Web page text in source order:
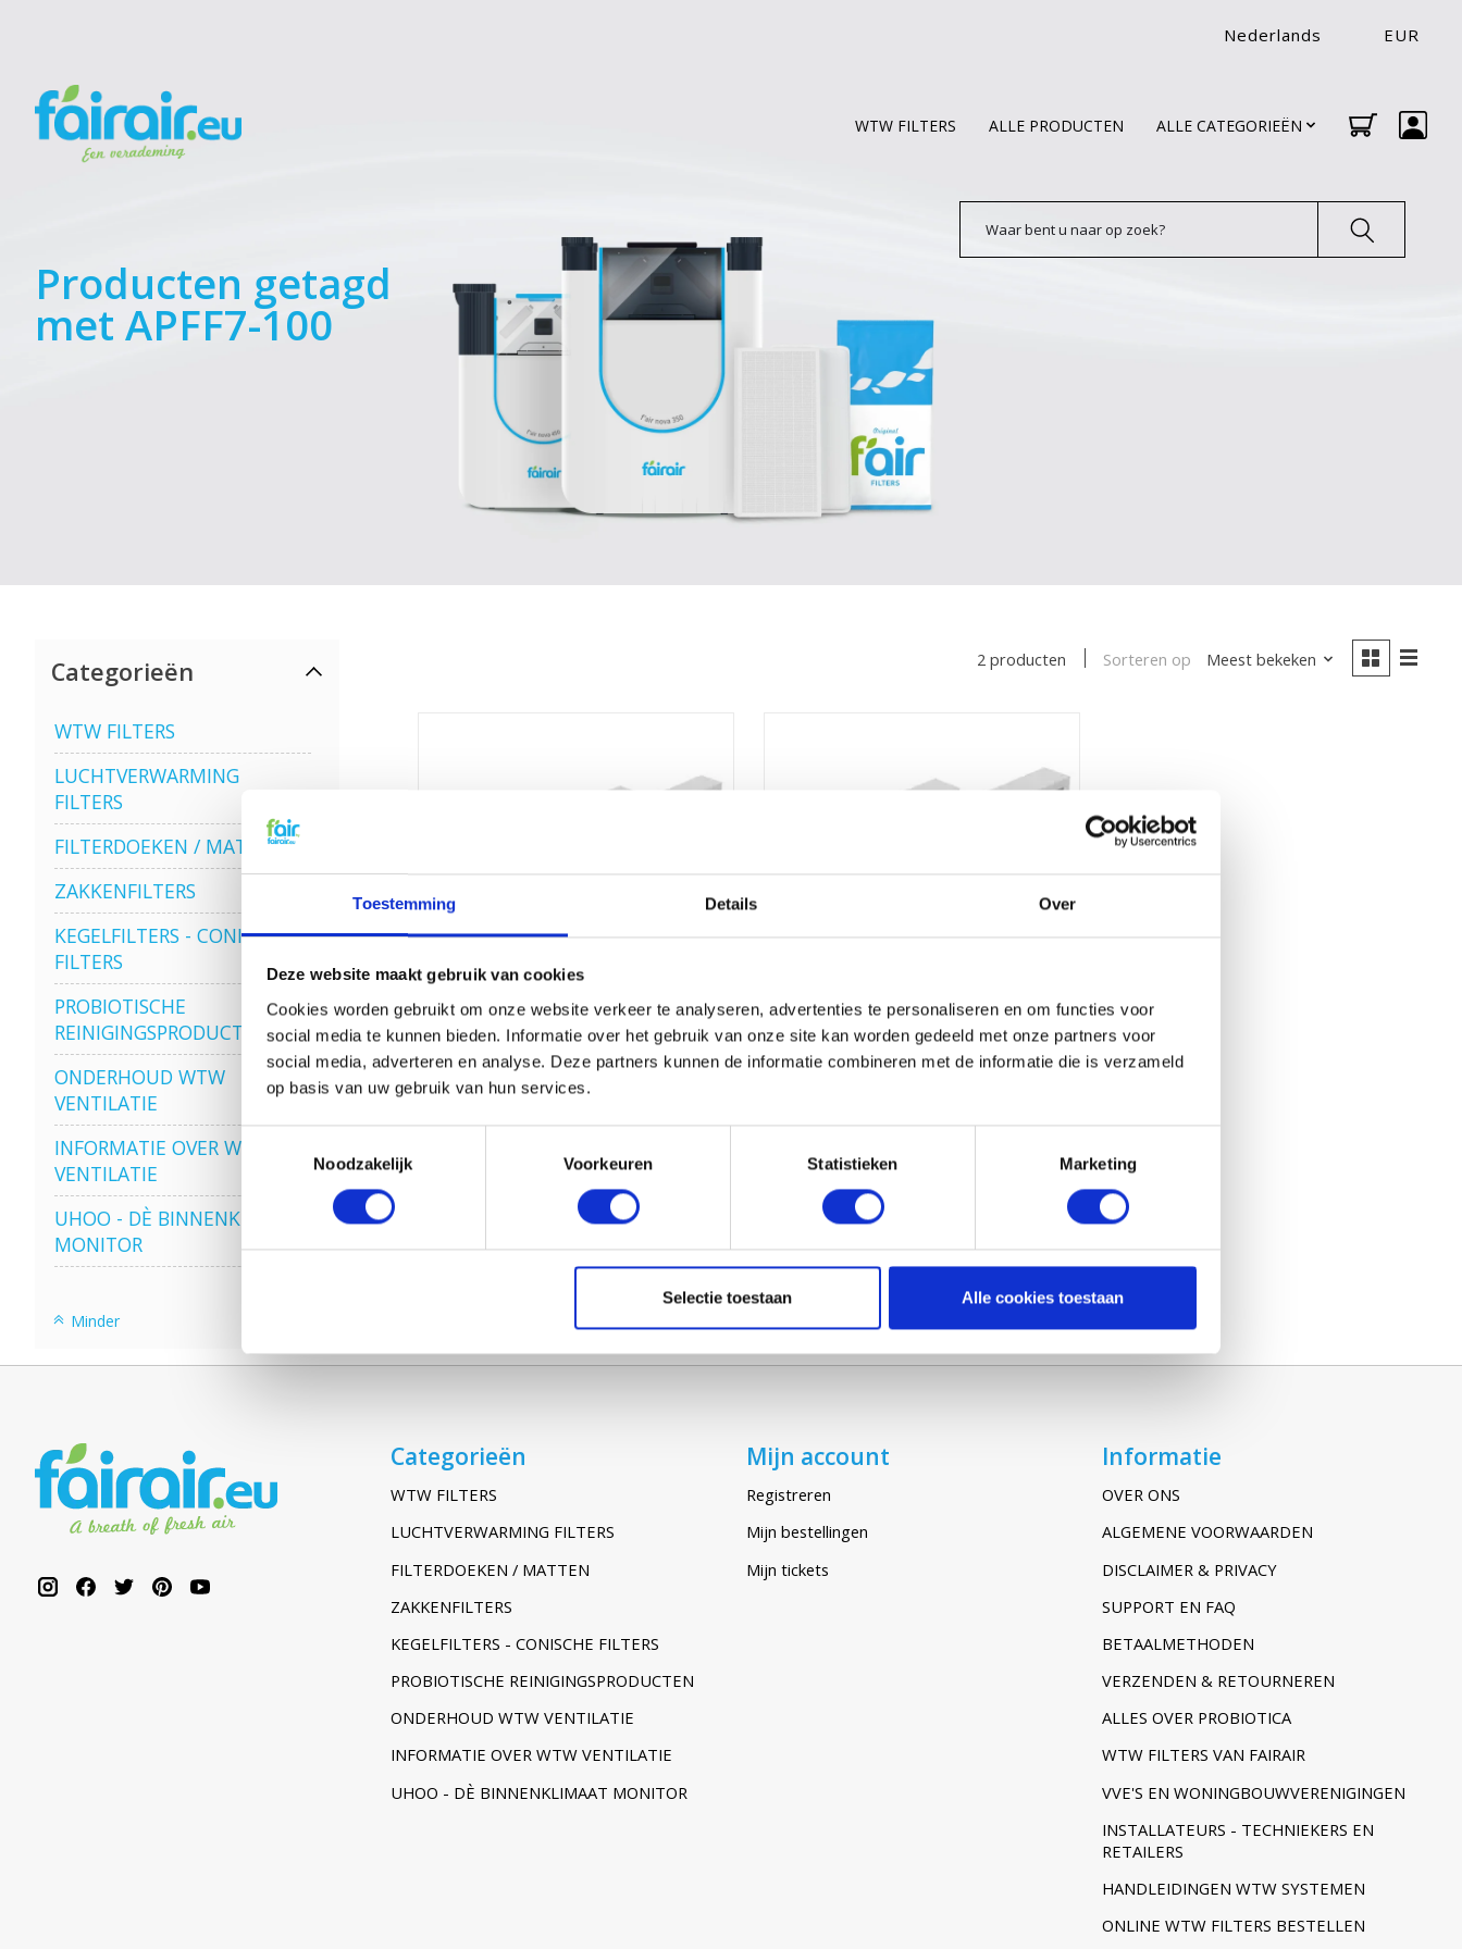
Toestemming Details Over
Deze website maakt gebruik van cookies
Cookies worden gebruikt om onze website verkeer te analyseren, advertenties te personaliseren en om functies voor
social media te kunnen bieden. Informatie over het gebruik van onze site kan worden gedeeld met onze partners voor
social media, adverteren en analyse. Deze partners kunnen de informatie combineren met de informatie die is verzameld
op basis van uw gebruik van hun services.
Toestemmingsselectie
Noodzakelijk
Voorkeuren Statistieken Marketing
Selectie toestaan Alle cookies toestaan
Nederlands EUR
WTW FILTERS ALLE PRODUCTEN ALLE CATEGORIEËN
Producten getagd
met APFF7-100
Categorieën
WTW FILTERS
LUCHTVERWARMING
FILTERS
FILTERDOEKEN / MATTEN
ZAKKENFILTERS
KEGELFILTERS - CONISCHE
FILTERS
PROBIOTISCHE
REINIGINGSPRODUCTEN
ONDERHOUD WTW
VENTILATIE
INFORMATIE OVER WTW
VENTILATIE
UHOO - DÈ BINNENKLIMAAT
MONITOR
Minder
2 producten Sorteren op Meest bekeken
AVENT R150 - AR150
€21,45
AVENT R100 - AR100
€21,45
Categorieën
WTW FILTERS
LUCHTVERWARMING FILTERS
FILTERDOEKEN / MATTEN
ZAKKENFILTERS
KEGELFILTERS - CONISCHE FILTERS
PROBIOTISCHE REINIGINGSPRODUCTEN
ONDERHOUD WTW VENTILATIE
INFORMATIE OVER WTW VENTILATIE
UHOO - DÈ BINNENKLIMAAT MONITOR
Mijn account
Registreren
Mijn bestellingen
Mijn tickets
Informatie
OVER ONS
ALGEMENE VOORWAARDEN
DISCLAIMER & PRIVACY
SUPPORT EN FAQ
BETAALMETHODEN
VERZENDEN & RETOURNEREN
ALLES OVER PROBIOTICA
WTW FILTERS VAN FAIRAIR
VVE'S EN WONINGBOUWVERENIGINGEN
INSTALLATEURS - TECHNIEKERS EN
RETAILERS
HANDLEIDINGEN WTW SYSTEMEN
ONLINE WTW FILTERS BESTELLEN